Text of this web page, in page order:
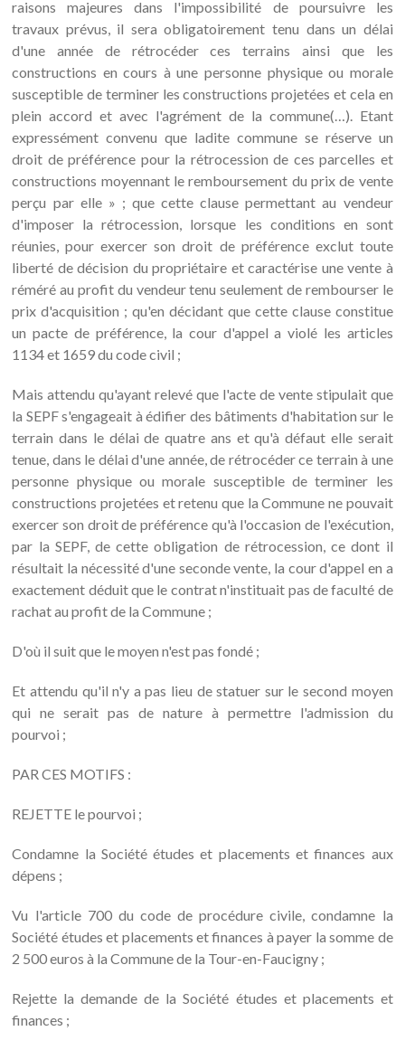
raisons majeures dans l'impossibilité de poursuivre les
travaux prévus, il sera obligatoirement tenu dans un délai
d'une année de rétrocéder ces terrains ainsi que les
constructions en cours à une personne physique ou morale
susceptible de terminer les constructions projetées et cela en
plein accord et avec l'agrément de la commune(…). Etant
expressément convenu que ladite commune se réserve un
droit de préférence pour la rétrocession de ces parcelles et
constructions moyennant le remboursement du prix de vente
perçu par elle » ; que cette clause permettant au vendeur
d'imposer la rétrocession, lorsque les conditions en sont
réunies, pour exercer son droit de préférence exclut toute
liberté de décision du propriétaire et caractérise une vente à
réméré au profit du vendeur tenu seulement de rembourser le
prix d'acquisition ; qu'en décidant que cette clause constitue
un pacte de préférence, la cour d'appel a violé les articles
1134 et 1659 du code civil ;
Mais attendu qu'ayant relevé que l'acte de vente stipulait que
la SEPF s'engageait à édifier des bâtiments d'habitation sur le
terrain dans le délai de quatre ans et qu'à défaut elle serait
tenue, dans le délai d'une année, de rétrocéder ce terrain à une
personne physique ou morale susceptible de terminer les
constructions projetées et retenu que la Commune ne pouvait
exercer son droit de préférence qu'à l'occasion de l'exécution,
par la SEPF, de cette obligation de rétrocession, ce dont il
résultait la nécessité d'une seconde vente, la cour d'appel en a
exactement déduit que le contrat n'instituait pas de faculté de
rachat au profit de la Commune ;
D'où il suit que le moyen n'est pas fondé ;
Et attendu qu'il n'y a pas lieu de statuer sur le second moyen
qui ne serait pas de nature à permettre l'admission du
pourvoi ;
PAR CES MOTIFS :
REJETTE le pourvoi ;
Condamne la Société études et placements et finances aux
dépens ;
Vu l'article 700 du code de procédure civile, condamne la
Société études et placements et finances à payer la somme de
2 500 euros à la Commune de la Tour-en-Faucigny ;
Rejette la demande de la Société études et placements et
finances ;